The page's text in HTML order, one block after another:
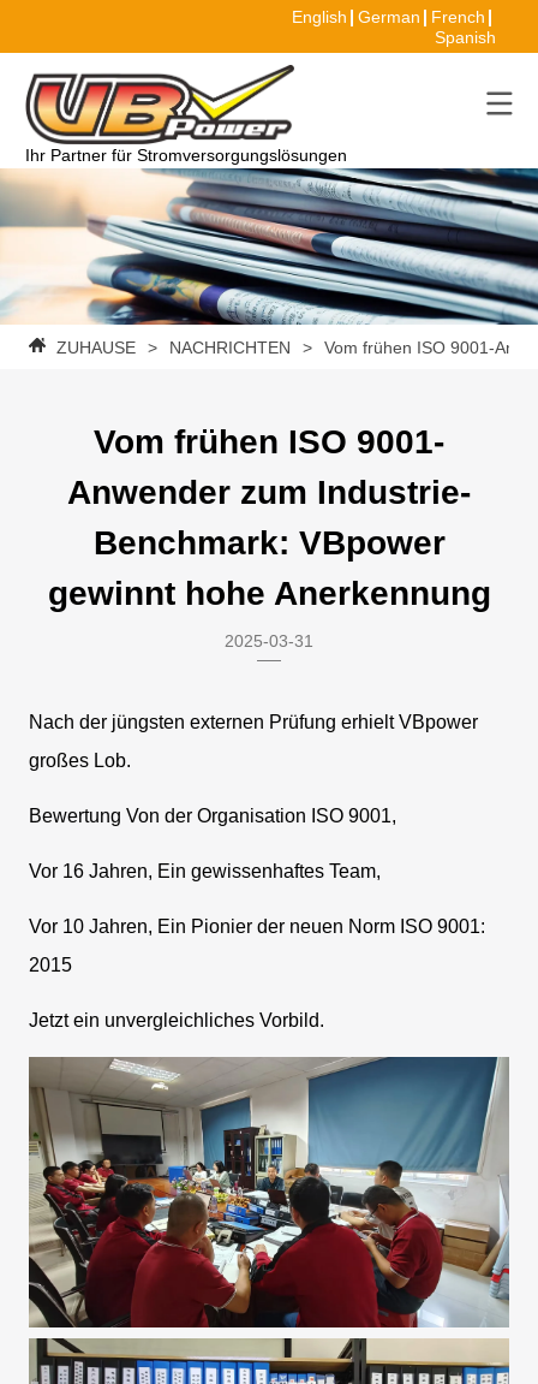
English German
French
Spanish
Ihr Partner für Stromversorgungslösungen
ZUHAUSE > NACHRICHTEN > Vom frühen ISO 9001-
Vom frühen ISO 9001-
Anwender zum Industrie-
Benchmark: VBpower
gewinnt hohe Anerkennung
2025-03-31